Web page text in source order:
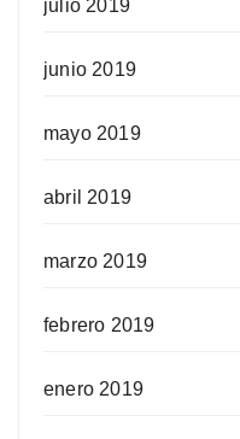
julio 2019
junio 2019
mayo 2019
abril 2019
marzo 2019
febrero 2019
enero 2019